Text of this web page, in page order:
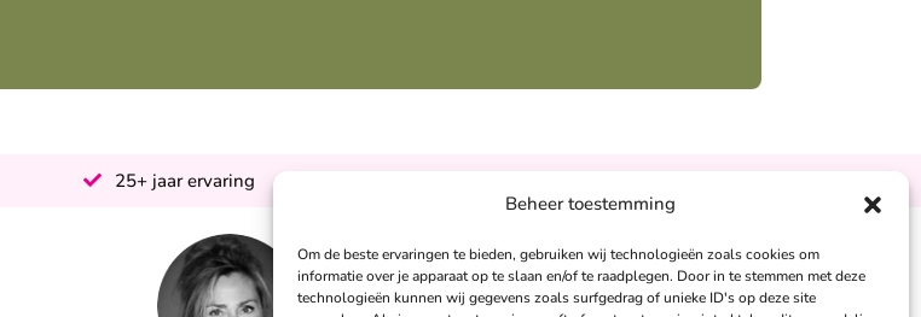
Beheer toestemming
Om de beste ervaringen te bieden, gebruiken wij technologieën zoals cookies om
informatie over je apparaat op te slaan en/of te raadplegen. Door in te stemmen met deze
technologieën kunnen wij gegevens zoals surfgedrag of unieke ID's op deze site
25+ jaar ervaring
Sandra Peters:
06 – 26 050 230